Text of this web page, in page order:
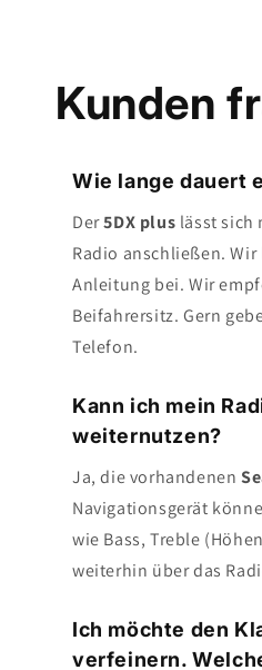
Kunden
Wie lange dauert
Der5DX plus lässt sich
Radio anschließen.
Anleitung bei. Wir
Beifahrersitz. Gern
Telefon.
Kann ich mein
weiternutzen?
Ja, die vorhandenen
Navigationsgerät
wie Bass, Treble
weiterhin über das
Ich möchte den
verfeinern.